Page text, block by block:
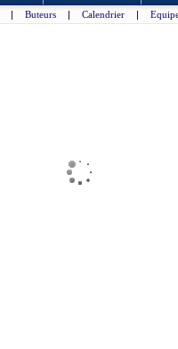
| Buteurs | Calendrier |